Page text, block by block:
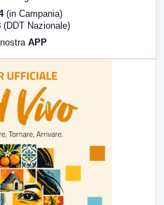
(in Campania)
(DDT Nazionale)
APP